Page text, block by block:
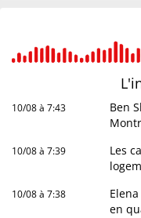
10/08 à 7:43
Ben
10/08 à 7:39
Les
10/08 à 7:38
en